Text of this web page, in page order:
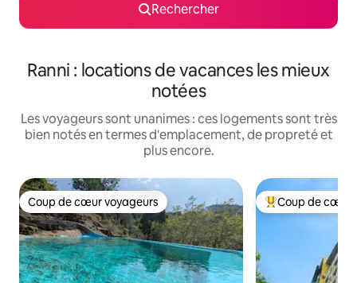
Rechercher
Ranni : locations de vacances les mieux
notées
Les voyageurs sont unanimes : ces logements sont très
bien notés en termes d'emplacement, de propreté et
plus encore.
Coup de cœur voyageurs
Coup de cœur voyageurs Coups de cœur
Coup de cœur